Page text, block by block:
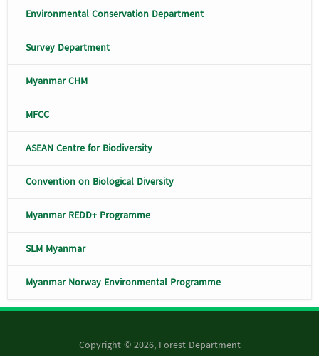
Environmental Conservation Department
Survey Department
Myanmar CHM
MFCC
ASEAN Centre for Biodiversity
Convention on Biological Diversity
Myanmar REDD+ Programme
SLM Myanmar
Myanmar Norway Environmental Programme
Copyright © 2026, Forest Department